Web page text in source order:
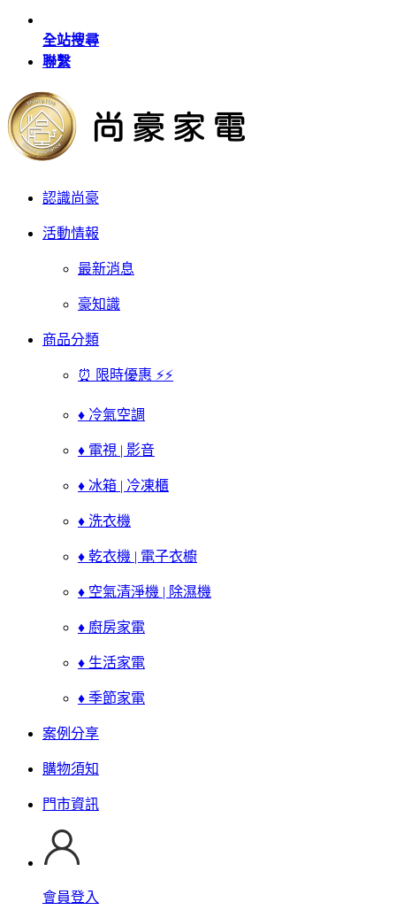
全站搜尋
聯繫
認識尚豪
活動情報
最新消息
豪知識
商品分類
⏰ 限時優惠 ⚡⚡
♦ 冷氣空調
♦ 電視 | 影音
♦ 冰箱 | 冷凍櫃
♦ 洗衣機
♦ 乾衣機 | 電子衣櫥
♦ 空氣清淨機 | 除濕機
♦ 廚房家電
♦ 生活家電
♦ 季節家電
案例分享
購物須知
門市資訊
會員登入